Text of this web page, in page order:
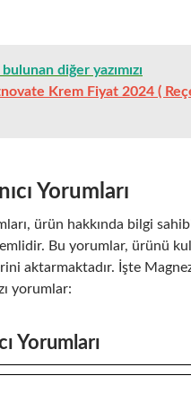
diğer yazımızı
Krem Fiyat 2024 (
Yorumları
ürün hakkında bilgi
Bu yorumlar, ürünü
aktarmaktadır. İşte
yorumlar:
Yorumları